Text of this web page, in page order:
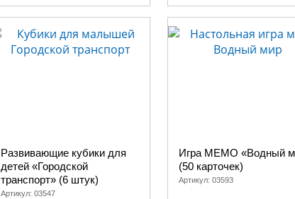
Развивающие кубики для
детей «Городской
транспорт» (6 штук)
Артикул: 03547
Игра МЕМО «Водный
(50 карточек)
Артикул: 03593